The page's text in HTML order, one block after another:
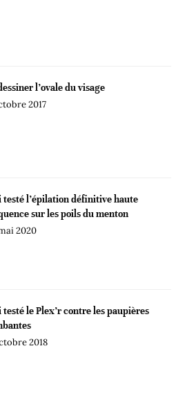
l’ovale du visage
2017
testé l’épilation définitive haute
sur les poils du menton
2020
testé le Plex’r contre les paupières
2018